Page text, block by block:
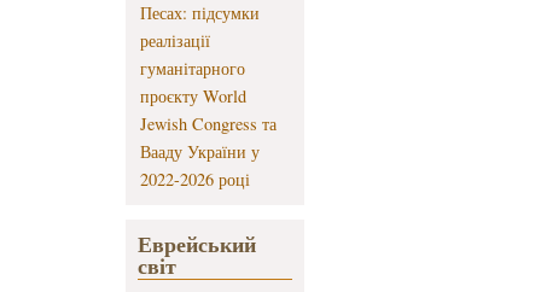
Песах: підсумки
реалізації
гуманітарного
проєкту World
Jewish Congress та
Вааду України у
2022-2026 році
Еврейський
світ